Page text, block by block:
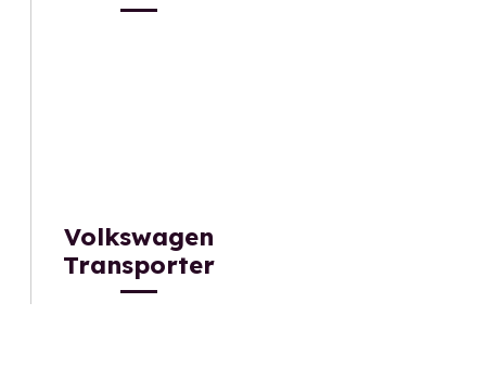
Volkswagen
Transporter